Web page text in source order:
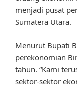
menjadi pusat
Sumatera Utara.
Menurut Bupati
perekonomian
tahun. “Kami
sektor-sektor